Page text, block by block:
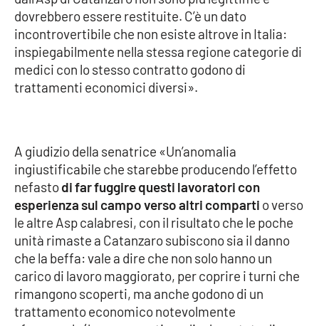
LaC OnAir
EDIZIONI
LOCALI
Catanzaro
Vibo Valentia
Reggio Calabria
Cosenza
Lamezia Terme
dovrebbero essere restituite. C’è un dato
incontrovertibile che non esiste altrove in Italia:
inspiegabilmente nella stessa regione categorie di
medici con lo stesso contratto godono di
trattamenti economici diversi».
A giudizio della senatrice «Un’anomalia
ingiustificabile che starebbe producendo l’effetto
nefastodi far fuggire questi lavoratori con
esperienza sul campo verso altri comparti o verso
le altre Asp calabresi, con il risultato che le poche
unità rimaste a Catanzaro subiscono sia il danno
che la beffa: vale a dire che non solo hanno un
carico di lavoro maggiorato, per coprire i turni che
rimangono scoperti, ma anche godono di un
trattamento economico notevolmente